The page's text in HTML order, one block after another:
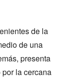
de la
de una
presenta
la cercana